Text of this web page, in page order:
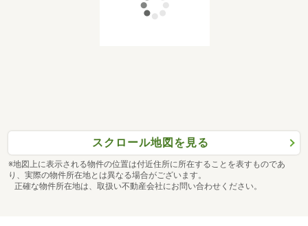
スクロール地図を見る
※地図上に表示される物件の位置は付近住所に所在することを表すものであ
り、実際の物件所在地とは異なる場合がございます。
正確な物件所在地は、取扱い不動産会社にお問い合わせください。